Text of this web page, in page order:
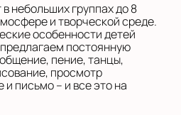
на карте
город
небольших группах до 8
и творческой среде.
особенности детей
постоянную
пение, танцы,
просмотр
письмо – и все это на